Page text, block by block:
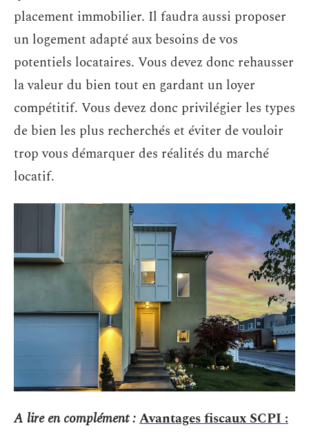
placement immobilier. Il faudra aussi proposer
un logement adapté aux besoins de vos
potentiels locataires. Vous devez donc rehausser
la valeur du bien tout en gardant un loyer
compétitif. Vous devez donc privilégier les types
de bien les plus recherchés et éviter de vouloir
trop vous démarquer des réalités du marché
locatif.
A lire en complément :Avantages fiscaux SCPI :